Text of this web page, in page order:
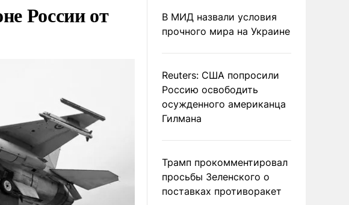
России от
В МИД назвали условия
прочного мира на Украине
Reuters: США попросили
Россию освободить
осужденного американца
Гилмана
Трамп прокомментировал
просьбы Зеленского о
поставках противоракет